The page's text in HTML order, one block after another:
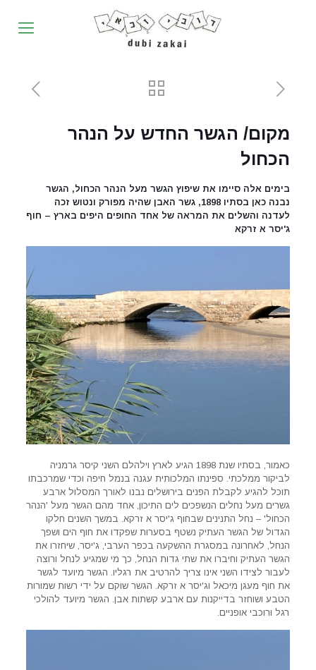
מקום/ הגשר החדש על הנהר
הכחול
בימים אלה סיימו את שיפוץ הגשר מעל הנהר הכחול, הגשר
נבנה כאן בסתיו 1898, גשר האבן שהיה מפורק ונטוש זכה
לעדנה והשלים את המראה של אחד החופים היפים בארץ – חוף
ג'יסר א זרקא
כאמור, בסתיו שנת 1898 הגיע לארץ וילהלם השני קיסר גרמניה
לביקור ממלכתי. ספינתו המלכותית עגנה בנמל חיפה וכדי שמרכבתו
תוכל להגיע לקבלת הפנים בירושלים נבנו לאורך המסלול ארבע
גשרים מעל נחלים הנשפכים לים התיכון, אחד מהם הגשר מעל 'הנהר
הכחול' – נחל התנינים שבחוף ג'יסר א זרקא. במשך השנים חלקו
הגדול של הגשר העתיק נשטף בסערות שפקדו את חוף הים ושפך
הנחל, לאחרונה במסגרת ההשקעה בכפר הערבי, ג'יסר, שיחזרו את
הגשר העתיק וחיברו את שתי גדות הנחל, כך מי שמגיע לנחל ורוצה
לעבור לצידו השני אינו צריך להרטיב את רגליו. הגשר מיועד לגשר
את חוף מעגן מיכאל וג'יסר א זרקא. הגשר שוקם על ידי רשות שמורות
הטבע ושוחזר בדייקנות עם ארבע קשתות אבן. הגשר מיועד להולכי
רגל ורוכבי אופניים.